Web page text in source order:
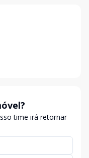
time irá retornar